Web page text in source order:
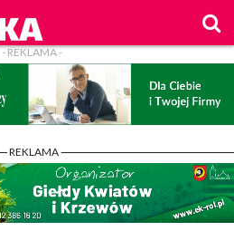
- REKLAMA -
- REKLAMA -